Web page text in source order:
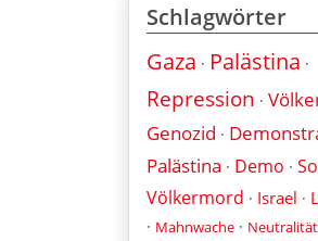
Schlagwörter
Gaza · Palästina ·
Repression ·
Genozid ·
Palästina · Demo ·
Völkermord · Israel ·
· Mahnwache · Neutralität